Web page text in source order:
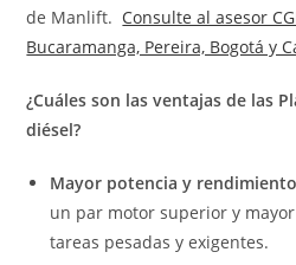
de Manlift. Consulte al asesor
Bucaramanga, Pereira, Bogotá y
¿Cuáles son las ventajas de las
diésel?
Mayor potencia y rendimiento
un par motor superior y
tareas pesadas y exigentes.